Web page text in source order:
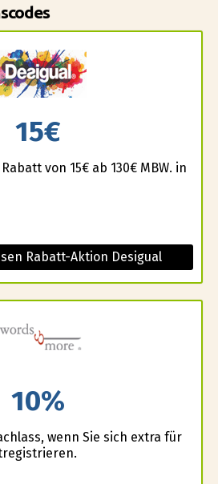
15€
von 15€ ab 130€ MBW. in
Rabatt-Aktion Desigual
10%
wenn Sie sich extra für